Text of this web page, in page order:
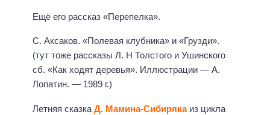
Ещё его рассказ «Перепелка».
С. Аксаков. «Полевая клубника» и «Грузди».
(тут тоже рассказы Л. Н Толстого и Ушинского
сб. «Как ходят деревья». Иллюстрации — А.
Лопатин. — 1989 г.)
Летняя сказка Д. Мамина-Сибирякаиз цикла